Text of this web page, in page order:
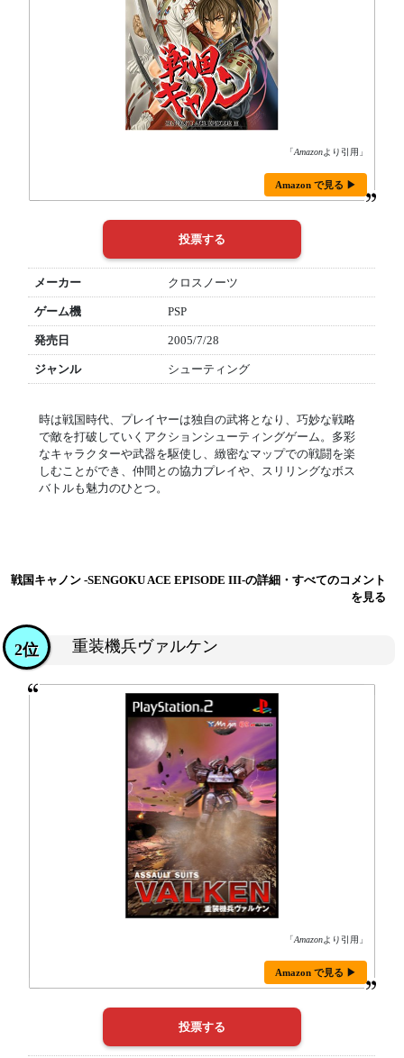
「Amazonより引用」
Amazon で見る ▶
メーカー クロスノーツ
ゲーム機 PSP
発売日 2005/7/28
ジャンル シューティング
時は戦国時代、プレイヤーは独自の武将となり、巧妙な戦略
で敵を打破していくアクションシューティングゲーム。多彩
なキャラクターや武器を駆使し、緻密なマップでの戦闘を楽
しむことができ、仲間との協力プレイや、スリリングなボス
バトルも魅力のひとつ。
戦国キャノン -SENGOKU ACE EPISODE III-の詳細・すべてのコメント
を見る
重装機兵ヴァルケン
2位
「Amazonより引用」
Amazon で見る ▶